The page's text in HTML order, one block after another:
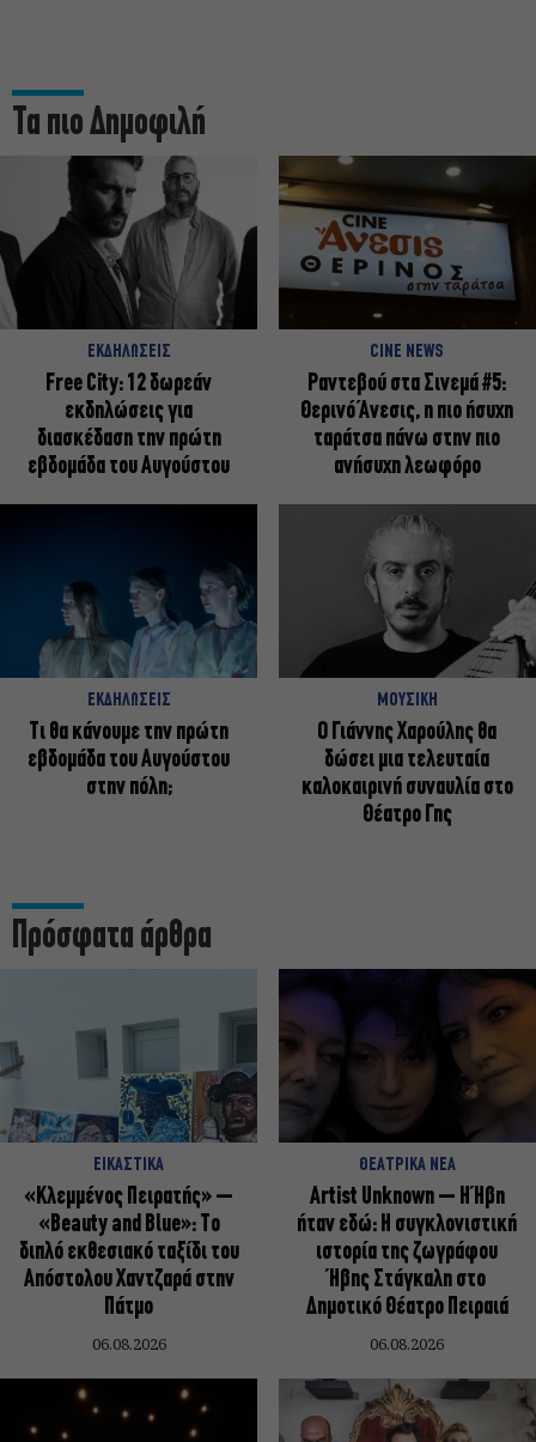
Τα πιο Δημοφιλή
ΕΚΔΗΛΩΣΕΙΣ
Free City: 12 δωρεάν
εκδηλώσεις για
διασκέδαση την πρώτη
εβδομάδα του Αυγούστου
CINE NEWS
Ραντεβού στα Σινεμά #5:
Θερινό Άνεσις, η πιο ήσυχη
ταράτσα πάνω στην πιο
ανήσυχη λεωφόρο
ΕΚΔΗΛΩΣΕΙΣ
Τι θα κάνουμε την πρώτη
εβδομάδα του Αυγούστου
στην πόλη;
ΜΟΥΣΙΚΗ
Ο Γιάννης Χαρούλης θα
δώσει μια τελευταία
καλοκαιρινή συναυλία στο
Θέατρο Γης
Πρόσφατα άρθρα
ΕΙΚΑΣΤΙΚΑ
«Κλεμμένος Πειρατής» –
«Beauty and Blue»: Το
διπλό εκθεσιακό ταξίδι του
Απόστολου Χαντζαρά στην
Πάτμο
06.08.2026
ΘΕΑΤΡΙΚΑ ΝΕΑ
Artist Unknown – Η Ήβη
ήταν εδώ: Η συγκλονιστική
ιστορία της ζωγράφου
Ήβης Στάγκαλη στο
Δημοτικό Θέατρο Πειραιά
06.08.2026